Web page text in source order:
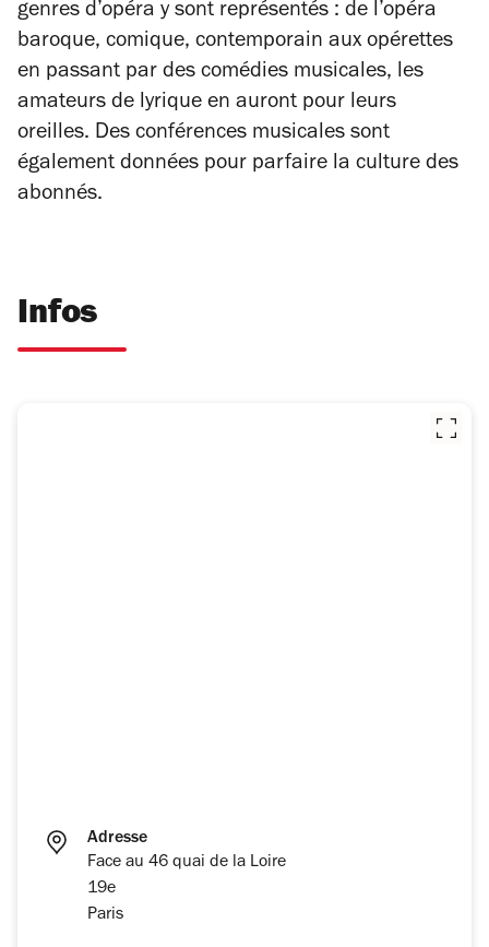
genres d’opéra y sont représentés : de l’opéra
baroque, comique, contemporain aux opérettes
en passant par des comédies musicales, les
amateurs de lyrique en auront pour leurs
oreilles. Des conférences musicales sont
également données pour parfaire la culture des
abonnés.
Infos
Adresse
Face au 46 quai de la Loire
19e
Paris